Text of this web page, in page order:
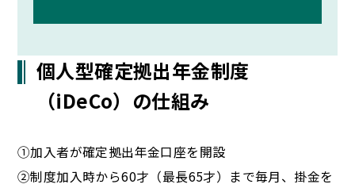
個人型確定拠出年金制度
（iDeCo）の仕組み
①加入者が確定拠出年金口座を開設
②制度加入時から60才（最長65才）まで毎月、掛金を